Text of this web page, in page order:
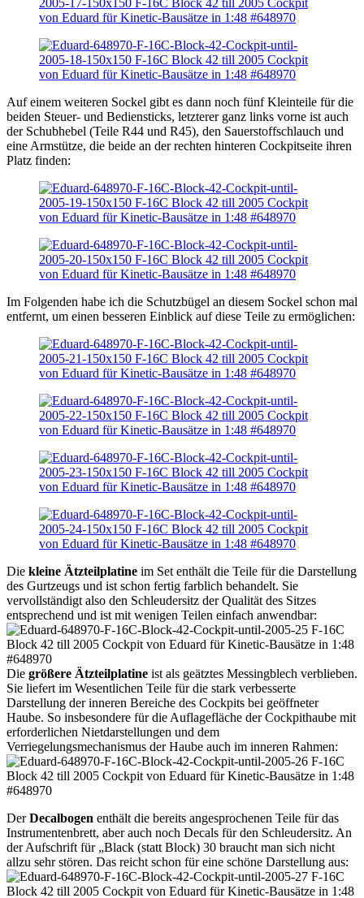
Auf einem weiteren Sockel gibt es dann noch fünf Kleinteile für die
beiden Steuer- und Bediensticks, letzterer ganz links vorne ist auch
der Schubhebel (Teile R44 und R45), den Sauerstoffschlauch und
eine Armstütze, die beide an der rechten hinteren Cockpitseite ihren
Platz finden:
Im Folgenden habe ich die Schutzbügel an diesem Sockel schon mal
entfernt, um einen besseren Einblick auf diese Teile zu ermöglichen:
Die kleine Ätzteilplatine im Set enthält die Teile für die Darstellung
des Gurtzeugs und ist schon fertig farblich behandelt. Sie
vervollständigt also den Schleudersitz der Qualität des Sitzes
entsprechend und ist mit wenigen Teilen einfach anwendbar:
Die größere Ätzteilplatine ist als geätztes Messingblech verblieben.
Sie liefert im Wesentlichen Teile für die stark verbesserte
Darstellung der inneren Bereiche des Cockpits bei geöffneter
Haube. So insbesondere für die Auflagefläche der Cockpithaube mit
erforderlichen Nietdarstellungen und dem
Verriegelungsmechanismus der Haube auch im inneren Rahmen:
DerDecalbogen enthält die bereits angesprochenen Teile für das
Instrumentenbrett, aber auch noch Decals für den Schleudersitz. An
der Aufschrift für „Black (statt Block) 30 braucht man sich nicht
allzu sehr stören. Das reicht schon für eine schöne Darstellung aus: